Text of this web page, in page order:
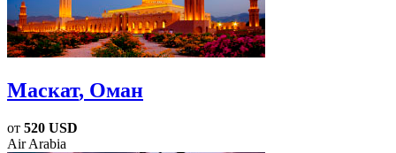
Маскат, Оман
от 520 USD
Air Arabia